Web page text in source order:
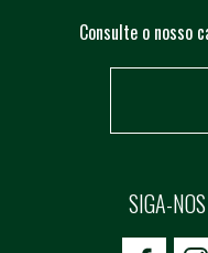
Consulte o nosso
SIGA-